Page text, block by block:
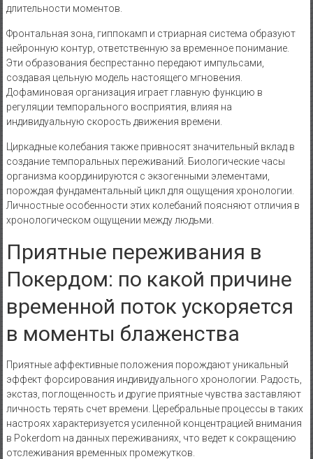
длительности моментов.
Фронтальная зона, гиппокамп и стриарная система образуют
нейронную контур, ответственную за временное понимание.
Эти образования беспрестанно передают импульсами,
создавая цельную модель настоящего мгновения.
Дофаминовая организация играет главную функцию в
регуляции темпорального восприятия, влияя на
индивидуальную скорость движения времени.
Циркадные колебания также привносят значительный вклад в
создание темпоральных переживаний. Биологические часы
организма координируются с экзогенными элементами,
порождая фундаментальный цикл для ощущения хронологии.
Личностные особенности этих колебаний поясняют отличия в
хронологическом ощущении между людьми.
Приятные переживания в
Покердом: по какой причине
временной поток ускоряется
в моменты блаженства
Приятные аффективные положения порождают уникальный
эффект форсирования индивидуального хронологии. Радость,
экстаз, поглощенность и другие приятные чувства заставляют
личность терять счет времени. Церебральные процессы в таких
настроях характеризуется усиленной концентрацией внимания
в Pokerdom на данных переживаниях, что ведет к сокращению
отслеживания временных промежутков.